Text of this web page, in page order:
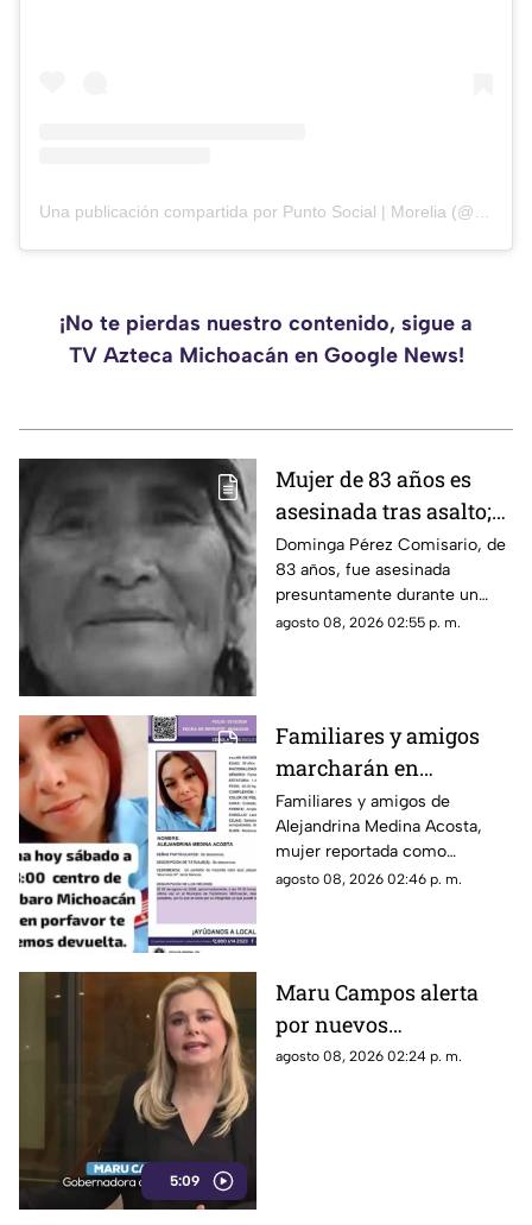
Una publicación compartida por Punto Social | Morelia (@puntosocialmorelia)
¡No te pierdas nuestro contenido, sigue a
TV Azteca Michoacán en Google News!
Mujer de 83 años es
asesinada tras asalto;
le robaron los $90 que
había ganado
vendiendo cemitas
Dominga Pérez Comisario, de
83 años, fue asesinada
presuntamente durante un
asalto en Amozoc, Puebla,
agosto 08, 2026 02:55 p. m.
Familiares y amigos
marcharán en
Tacámbaro para exigir
la localización de
Alejandrina Medina
Familiares y amigos de
Alejandrina Medina Acosta,
mujer reportada como
desaparecida en Tacámbaro,
agosto 08, 2026 02:46 p. m.
5:09
Maru Campos alerta
por nuevos
lineamientos: “Podrían
agosto 08, 2026 02:24 p. m.